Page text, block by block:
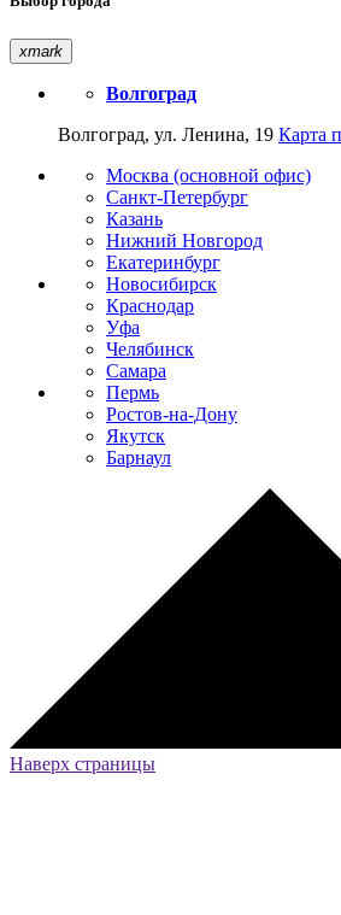
xmark
Волгоград
Волгоград, ул. Ленина, 19 Карта
Москва (основной офис)
Санкт-Петербург
Казань
Нижний Новгород
Екатеринбург
Новосибирск
Краснодар
Уфа
Челябинск
Самара
Пермь
Ростов-на-Дону
Якутск
Барнаул
Наверх страницы